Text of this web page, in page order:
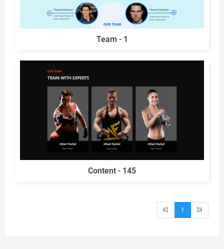
Team - 1
Content - 145
1